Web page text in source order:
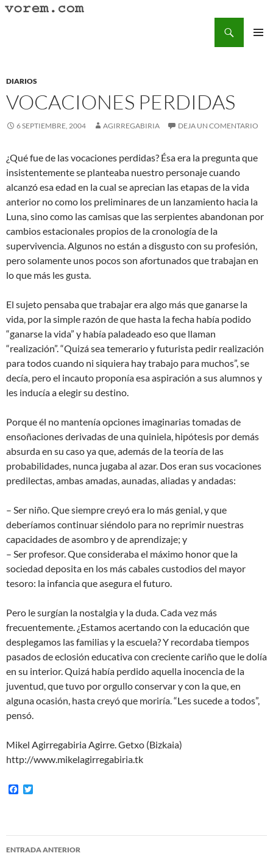
Saltar
DIARIOS
VOCACIONES PERDIDAS
6 SEPTIEMBRE, 2004 AGIRREGABIRIA DEJA UN COMENTARIO
¿Qué fue de las vocaciones perdidas? Ésa era la pregunta que
insistentemente se planteaba nuestro personaje cuando
alcanzó esa edad en la cual se aprecian las etapas de la vida
anterior no como los preliminares de un lanzamiento hacia la
Luna, sino como las camisas que las serpientes abandonan por
cambios estacionales propios de la cronología de la
supervivencia. Algunos no están a disgusto con su profesión,
pero solamente unos pocos son afortunados que trabajan en
lo que más les gusta.
El sujeto pensaba que trabajar era algo más que ganarse la
vida, por la simple razón de que hasta la fecha había podido
“ganarse la vida” y había paladeado eso que llaman
“realización”. “Quizá sea temerario y futurista pedir realización
para todos cuando ni siquiera hay trabajo para muchos”, se
decía, pero el incauto proponía esa aspiración a sus alumnos y
les inducía a elegir su destino.
Porque él no mantenía opciones imaginarias tomadas de
ensoñaciones derivadas de una quiniela, hipótesis por demás
absurda en su caso ya que, además de la teoría de las
probabilidades, nunca jugaba al azar. Dos eran sus vocaciones
predilectas, ambas amadas, aunadas, aliadas y andadas:
– Ser niño. Que siempre creyó era lo más genial, y que
deberíamos continuar siéndolo para no reprimir nuestras
capacidades de asombro y de aprendizaje; y
– Ser profesor. Que consideraba el máximo honor que la
sociedad deposita en los más cabales custodios del mayor
tesoro: la infancia que asegura el futuro.
Pero le surgían la nostalgia y la duda. Cada vez más
frecuentemente. ¿Estamos acertando con la educación que
desplegamos las familias y la escuela? Y recordaba tiempos
pasados de eclosión educativa con creciente cariño que le dolía
en su interior. Quizá había perdido aquella inocencia de la
juventud, que tuvo por orgullo conservar y con la que, en
alguna ocasión, hasta creyó que moriría. “Les sucede a todos”,
pensó.
Mikel Agirregabiria Agirre. Getxo (Bizkaia)
http://www.mikelagirregabiria.tk
F
o
o
e
r
Navegación
ENTRADA ANTERIOR